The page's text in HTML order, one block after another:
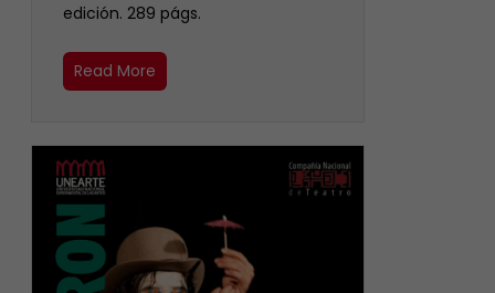
edición. 289 págs.
Read More